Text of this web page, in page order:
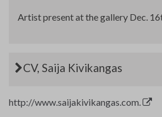
Artist present at the gallery Dec.
CV, Saija Kivikangas
http://www.saijakivikangas.com.